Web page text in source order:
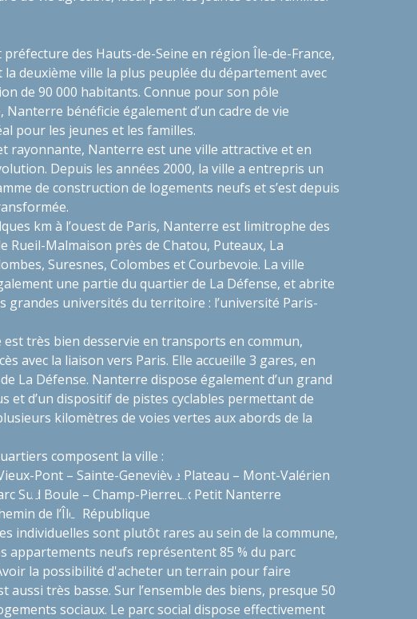
préfecture des Hauts-de-Seine en région Île-de-France,
deuxième ville la plus peuplée du département avec
de 90 000 habitants. Connue pour son pôle
Nanterre bénéficie également d’un cadre de vie
pour les jeunes et les familles.
rayonnante, Nanterre est une ville attractive et en
Depuis les années 2000, la ville a entrepris un
de construction de logements neufs et s’est depuis
km à l’ouest de Paris, Nanterre est limitrophe des
Rueil-Malmaison près de Chatou, Puteaux, La
Suresnes, Colombes et Courbevoie. La ville
une partie du quartier de La Défense, et abrite
grandes universités du territoire : l’université Paris-
est très bien desservie en transports en commun,
avec la liaison vers Paris. Elle accueille 3 gares, en
La Défense. Nanterre dispose également d’un grand
et d’un dispositif de pistes cyclables permettant de
kilomètres de voies vertes aux abords de la
composent la ville :
Pont – Sainte-Geneviève Plateau – Mont-Valérien
Sud Boule – Champ-Pierreux Petit Nanterre
de l’Île République
individuelles sont plutôt rares au sein de la commune,
appartements neufs représentent 85 % du parc
la possibilité d'acheter un terrain pour faire
aussi très basse. Sur l’ensemble des biens, presque 50
sociaux. Le parc social dispose effectivement